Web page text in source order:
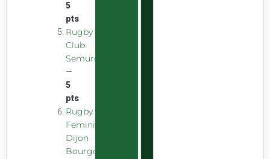
5
pts
Rugby
Club
Semurois
—
5
pts
Rugby
Feminin
Dijon
Bourgogne